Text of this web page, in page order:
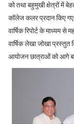
को तथा बहुमुखी क्षेत्रों में
कॉलेज कलर प्रदान किए
वार्षिक रिपोर्ट के माध्यम
वार्षिक लेखा जोखा प्रस्तुत
आयोजन छात्राओं को आगे